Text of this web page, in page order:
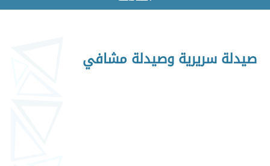
صيدلة سريرية وصيدلة مشافي